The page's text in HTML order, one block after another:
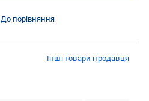
До порівняння
Інші товари продавця